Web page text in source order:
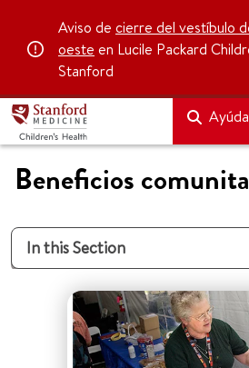
Aviso de cierre del vestíbulo
oeste en Lucile Packard
Stanford
Beneficios
In this Section